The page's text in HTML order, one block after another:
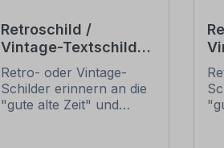
Retroschild /
Vintage-Textschild
Nur für Biker und
Freunde
Retro- oder Vintage-
Schilder erinnern an die
"gute alte Zeit" und